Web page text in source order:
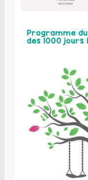
Programme du
des 1000 jours